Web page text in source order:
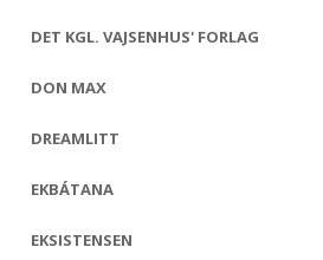
DET KGL. VAJSENHUS' FORLAG
DON MAX
DREAMLITT
EKBÁTANA
EKSISTENSEN